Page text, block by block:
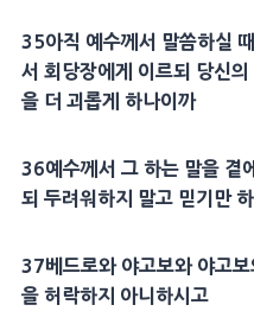
35아직 예수께서 말씀하실
서 회당장에게 이르되 당신
을 더 괴롭게 하나이까
36예수께서 그 하는 말을 곁
되 두려워하지 말고 믿기만
37베드로와 야고보와 야고
을 허락하지 아니하시고